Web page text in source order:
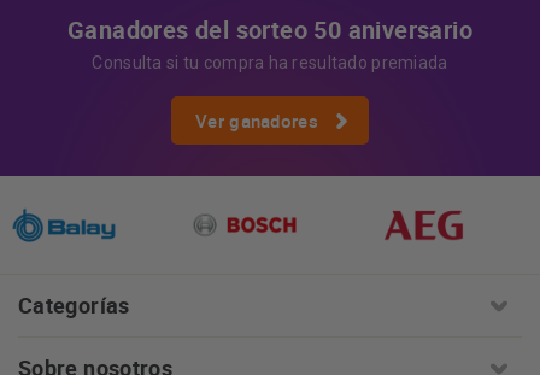
Ganadores del sorteo 50 aniversario
Consulta si tu compra ha resultado premiada
Ver ganadores
Categorías
Sobre nosotros